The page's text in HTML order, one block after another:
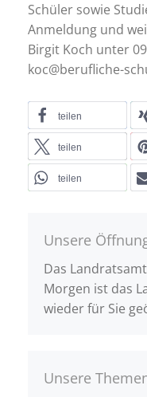
Schüler sowie
Anmeldung und
Birgit Koch unter
koc@berufliche-
teilen
teilen
teilen
Unsere
Das
Morgen ist das
wieder für Sie
Unsere